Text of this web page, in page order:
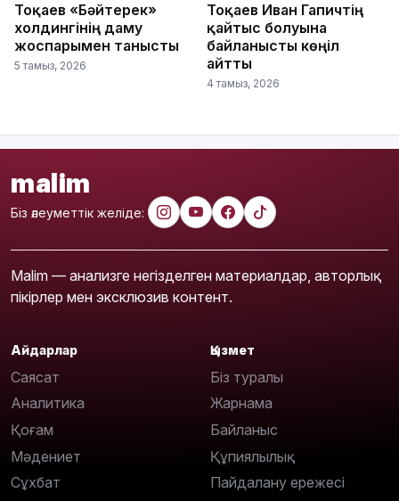
Тоқаев «Бәйтерек»
холдингінің даму
жоспарымен танысты
5 тамыз, 2026
Тоқаев Иван Гапичтің
қайтыс болуына
байланысты көңіл
айтты
4 тамыз, 2026
malim
Біз әлеуметтік желіде:
Malim — анализге негізделген материалдар, авторлық
пікірлер мен эксклюзив контент.
Айдарлар
Саясат
Аналитика
Қоғам
Мәдениет
Сұхбат
Қызмет
Біз туралы
Жарнама
Байланыс
Құпиялылық
Пайдалану ережесі